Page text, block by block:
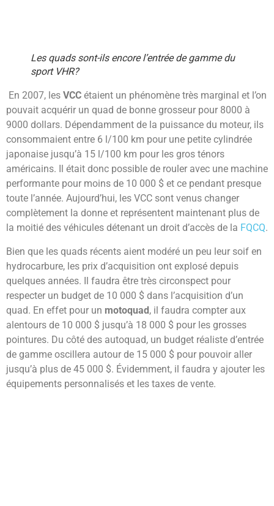
Les quads sont-ils encore l’entrée de gamme du
sport VHR?
En 2007, les VCC étaient un phénomène très marginal et l’on
pouvait acquérir un quad de bonne grosseur pour 8000 à
9000 dollars. Dépendamment de la puissance du moteur, ils
consommaient entre 6 l/100 km pour une petite cylindrée
japonaise jusqu’à 15 l/100 km pour les gros ténors
américains. Il était donc possible de rouler avec une machine
performante pour moins de 10 000 $ et ce pendant presque
toute l’année. Aujourd’hui, les VCC sont venus changer
complètement la donne et représentent maintenant plus de
la moitié des véhicules détenant un droit d’accès de la FQCQ.
Bien que les quads récents aient modéré un peu leur soif en
hydrocarbure, les prix d’acquisition ont explosé depuis
quelques années. Il faudra être très circonspect pour
respecter un budget de 10 000 $ dans l’acquisition d’un
quad. En effet pour un motoquad, il faudra compter aux
alentours de 10 000 $ jusqu’à 18 000 $ pour les grosses
pointures. Du côté des autoquad, un budget réaliste d’entrée
de gamme oscillera autour de 15 000 $ pour pouvoir aller
jusqu’à plus de 45 000 $. Évidemment, il faudra y ajouter les
équipements personnalisés et les taxes de vente.